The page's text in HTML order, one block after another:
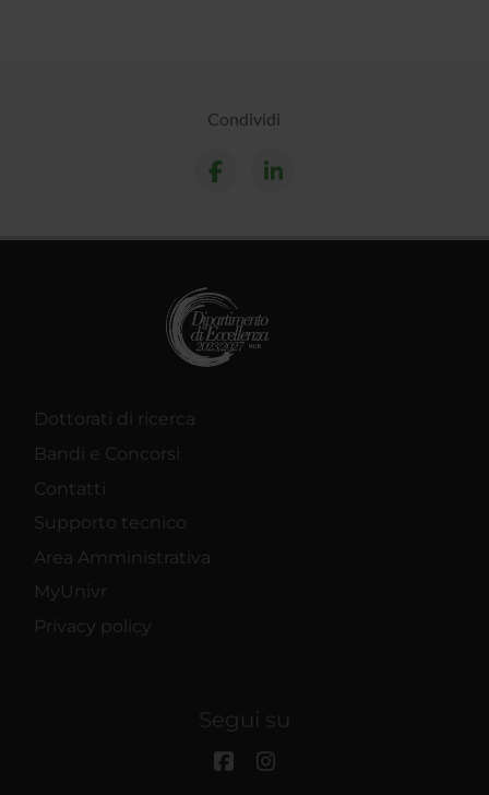
Condividi
Dottorati di ricerca
Bandi e Concorsi
Contatti
Supporto tecnico
Area Amministrativa
MyUnivr
Privacy policy
Segui su